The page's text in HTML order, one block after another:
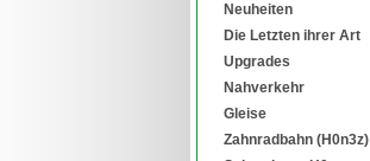
Neuheiten
Die Letzten ihrer Art
Upgrades
Nahverkehr
Gleise
Zahnradbahn (H0n3z)